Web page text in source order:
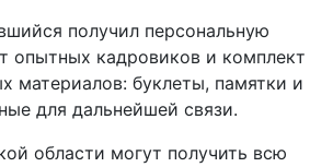
получил персональную
опытных кадровиков и комплект
материалов: буклеты, памятки и
для дальнейшей связи.
области могут получить всю